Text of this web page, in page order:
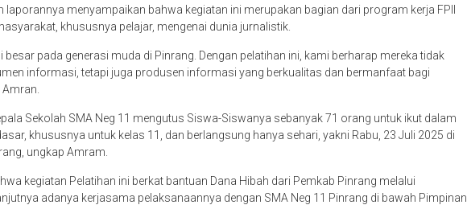
laporannya menyampaikan bahwa kegiatan ini merupakan bagian dari program kerja FPII
khususnya pelajar, mengenai dunia jurnalistik.
besar pada generasi muda di Pinrang. Dengan pelatihan ini, kami berharap mereka tidak
informasi, tetapi juga produsen informasi yang berkualitas dan bermanfaat bagi
Sekolah SMA Neg 11 mengutus Siswa-Siswanya sebanyak 71 orang untuk ikut dalam
khususnya untuk kelas 11, dan berlangsung hanya sehari, yakni Rabu, 23 Juli 2025 di
ungkap Amram.
kegiatan Pelatihan ini berkat bantuan Dana Hibah dari Pemkab Pinrang melalui
adanya kerjasama pelaksanaannya dengan SMA Neg 11 Pinrang di bawah Pimpinan